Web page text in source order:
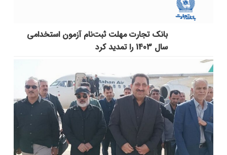
بانک تجارت مهلت ثبت‌نام آزمون استخدامی
سال 1403 را تمدید کرد